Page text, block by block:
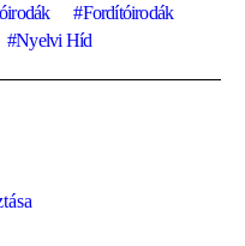
Fordítóirodák
Nyelvi Híd